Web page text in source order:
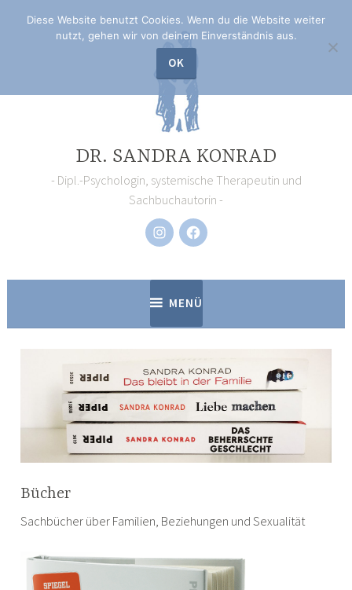
Inhalt
DR. SANDRA KONRAD
Dipl.-Psychologin, systemische Therapeutin und
Sachbuchautorin
InstagramFacebook
MENÜ
Bücher
Sachbücher über Familien, Beziehungen und Sexualität
Diese Website benutzt Cookies. Wenn du die Website weiter
nutzt, gehen wir von deinem Einverständnis aus.
OK